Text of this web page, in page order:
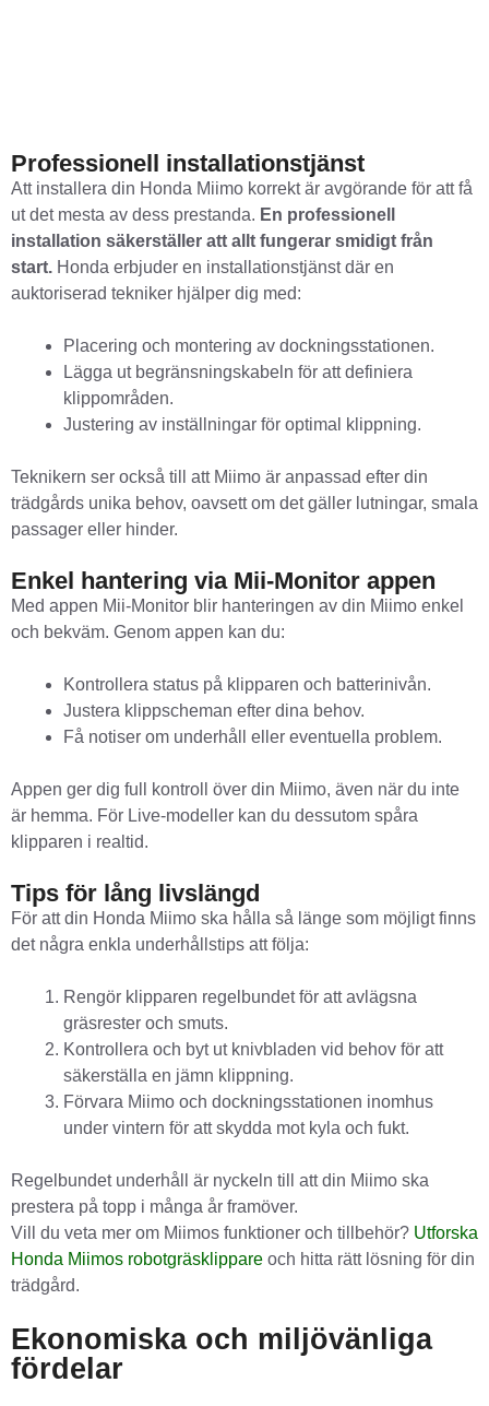
Professionell installationstjänst
Att installera din Honda Miimo korrekt är avgörande för att få
ut det mesta av dess prestanda. En professionell
installation säkerställer att allt fungerar smidigt från
start. Honda erbjuder en installationstjänst där en
auktoriserad tekniker hjälper dig med:
Placering och montering av dockningsstationen.
Lägga ut begränsningskabeln för att definiera
klippområden.
Justering av inställningar för optimal klippning.
Teknikern ser också till att Miimo är anpassad efter din
trädgårds unika behov, oavsett om det gäller lutningar, smala
passager eller hinder.
Enkel hantering via Mii-Monitor appen
Med appen Mii-Monitor blir hanteringen av din Miimo enkel
och bekväm. Genom appen kan du:
Kontrollera status på klipparen och batterinivån.
Justera klippscheman efter dina behov.
Få notiser om underhåll eller eventuella problem.
Appen ger dig full kontroll över din Miimo, även när du inte
är hemma. För Live-modeller kan du dessutom spåra
klipparen i realtid.
Tips för lång livslängd
För att din Honda Miimo ska hålla så länge som möjligt finns
det några enkla underhållstips att följa:
Rengör klipparen regelbundet för att avlägsna
gräsrester och smuts.
Kontrollera och byt ut knivbladen vid behov för att
säkerställa en jämn klippning.
Förvara Miimo och dockningsstationen inomhus
under vintern för att skydda mot kyla och fukt.
Regelbundet underhåll är nyckeln till att din Miimo ska
prestera på topp i många år framöver.
Vill du veta mer om Miimos funktioner och tillbehör? Utforska
Honda Miimos robotgräsklippare och hitta rätt lösning för din
trädgård.
Ekonomiska och miljövänliga
fördelar